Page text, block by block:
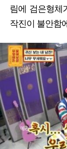
림에 검은형체
작진이 불안함